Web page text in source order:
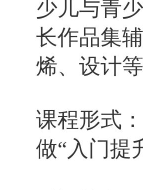
少儿与青
长作品集
烯、设计
课程形式
做“入门提